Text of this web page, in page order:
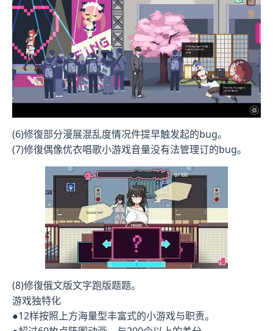
(6)修復部分漫展混乱度情况件提早触发起的bug。
(7)修復偶像优衣唱歌小游戏音量没有法管理订的bug。
(8)修復俄文版文字跑版题题。
游戏独特化
●12样按照上方海量型丰富式的小游戏与职责。